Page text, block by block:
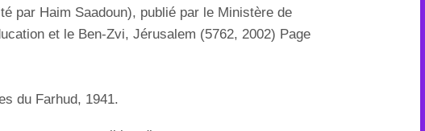
par Haim Saadoun), publié par le Ministère de
et le Ben-Zvi, Jérusalem (5762, 2002) Page
du Farhud, 1941.